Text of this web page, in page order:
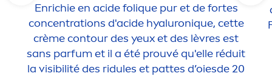
Enrichie en acide folique pur et de fortes
concentrations d'acide hyaluronique, cette
crème contour des yeux et des lèvres est
sans parfum et il a été prouvé qu'elle réduit
la visibilité des ridules et pattes d’oiesde 20